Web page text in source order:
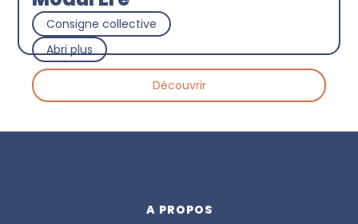
Consigne collective
Abri plus
Découvrir
A PROPOS